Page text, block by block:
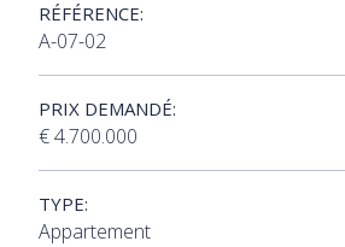
RÉFÉRENCE:
A-07-02
PRIX DEMANDÉ:
€ 4.700.000
TYPE:
Appartement